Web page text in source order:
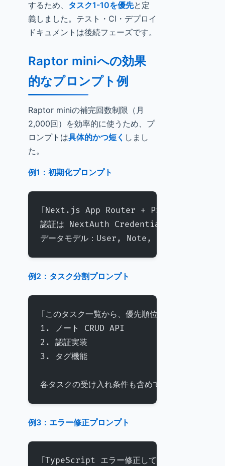
するため、 タスク1-10を優先と定
義しました。テスト・CI・デプロイ
ドキュメントは後続フェーズです。
Raptor miniへの効果
的なプロンプト例
Raptor miniの補完回数制限（月
2,000回）を効率的に使うため、プ
ロンプトは具体的かつ短く しまし
た。
例1：初期化プロンプト
「Next.js App Router + Prisma + SQLite で
認証は NextAuth Credentials で email/
データモデル：User, Note, Tag,
例2：タスク分割プロンプト
「このタスク一覧から、優先順位トップ3のコード
1. ノート CRUD API
2. 認証実装
3. タグ機能
各タスクの受け入れ条件も含めてや」
例3：エラー修正プロンプト
「TypeScript エラー修正してクレメンス：